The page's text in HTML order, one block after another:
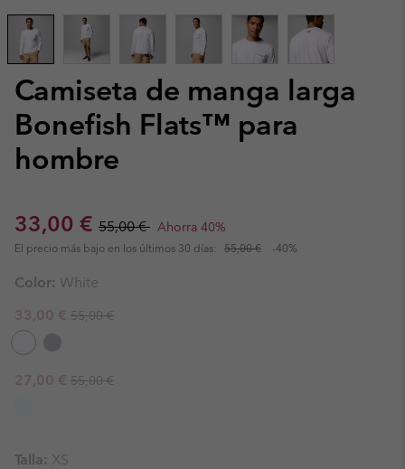
Camiseta de manga larga
Bonefish Flats™ para
hombre
Sale price:
33,00 € Regular price:
55,00 € Ahorra 40%
El precio más bajo en los últimos 30 días: 55,00 € -40%
Color: White
Sale price:
33,00 € Regular price:
55,00 €
Sale price:
27,00 € Regular price:
55,00 €
Talla: XS